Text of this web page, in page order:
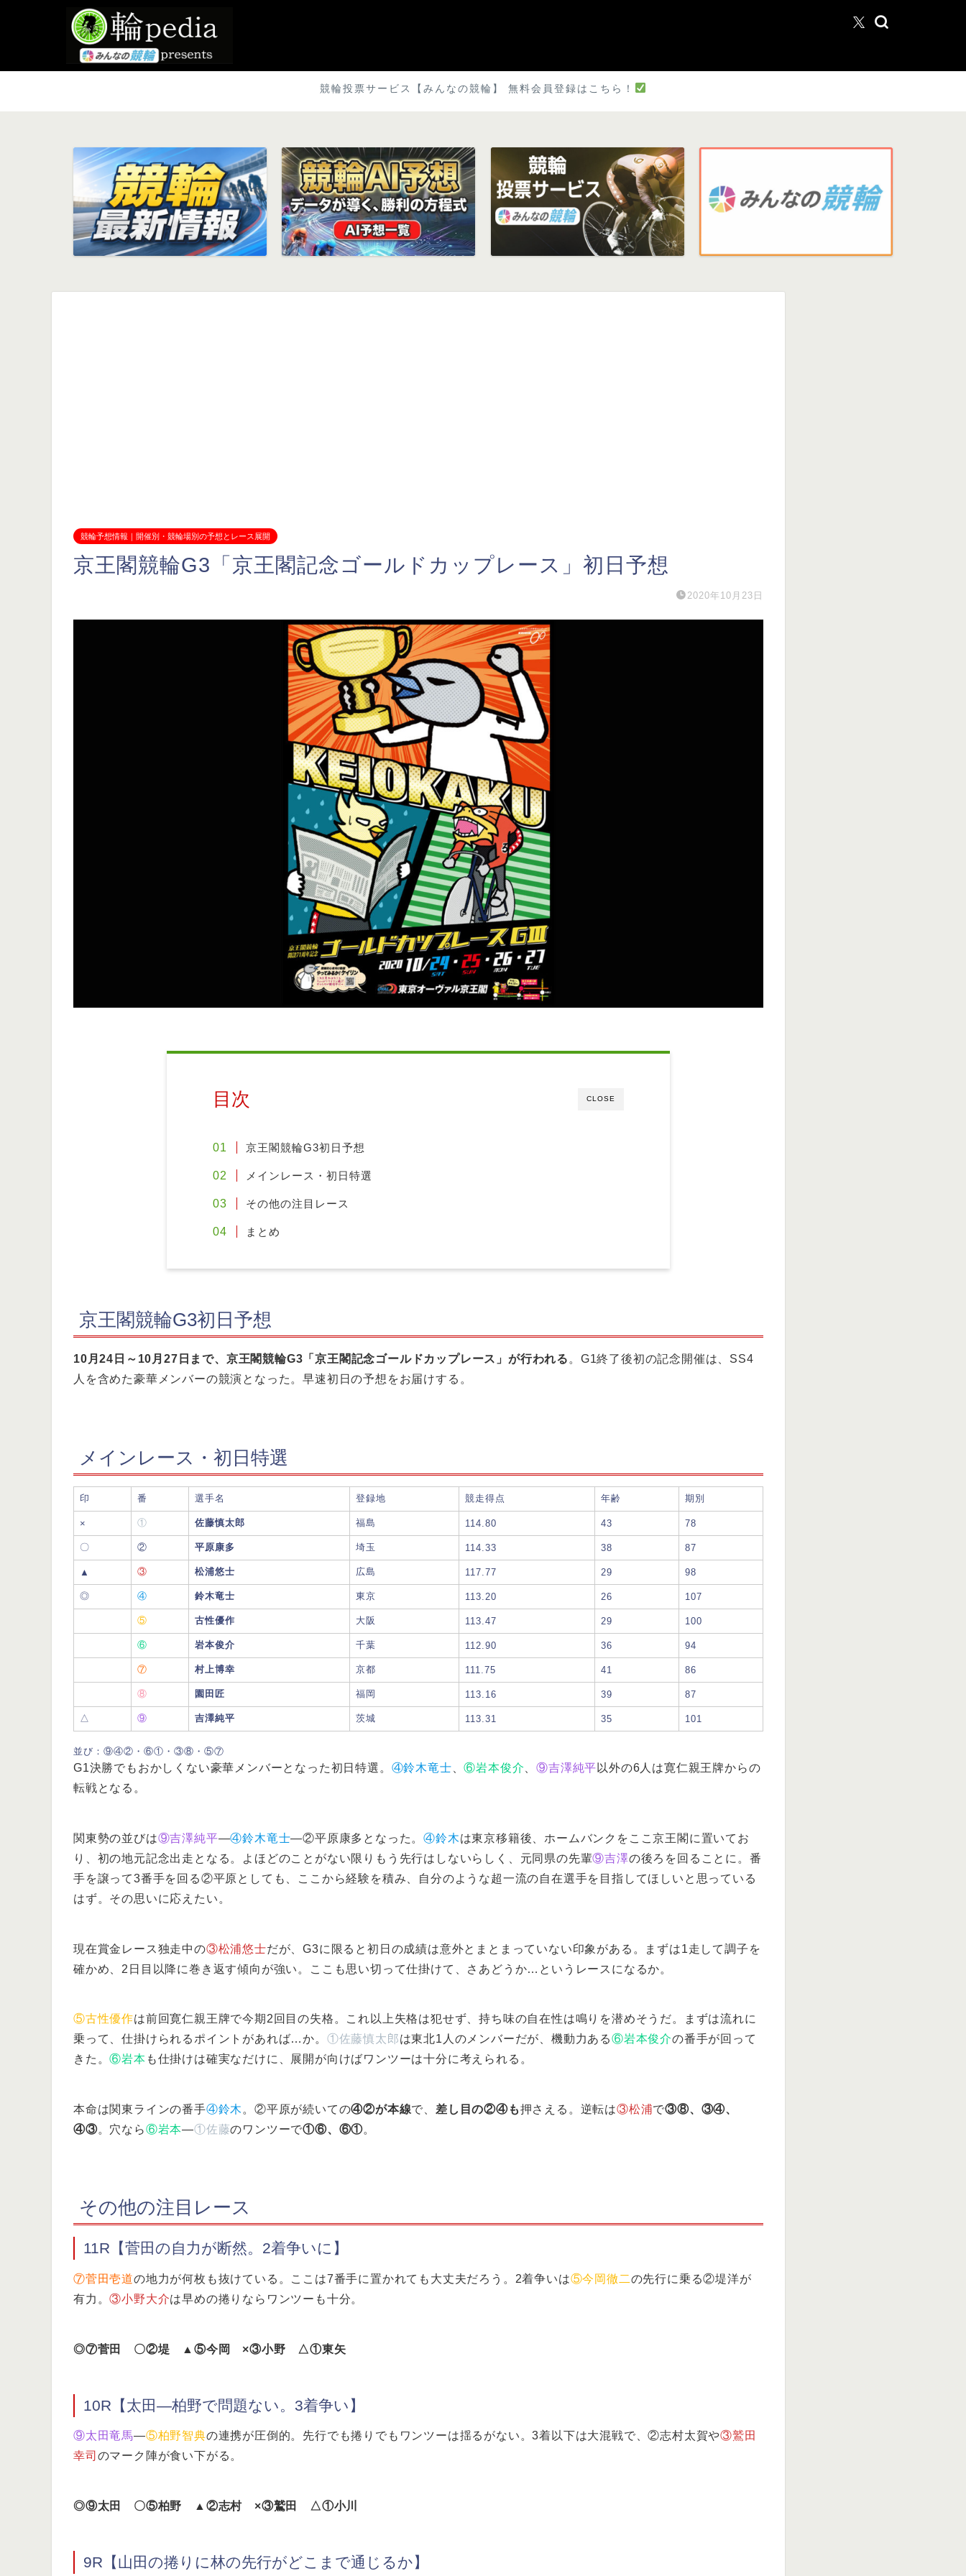
競輪投票サービス【みんなの競輪】 無料会員登録はこちら！
競輪予想情報｜開催別・競輪場別の予想とレース展開
京王閣競輪G3「京王閣記念ゴールドカップレース」初日予想
2020年10月23日
CLOSE
目次
京王閣競輪G3初日予想
メインレース・初日特選
その他の注目レース
まとめ
京王閣競輪G3初日予想
10月24日～10月27日まで、京王閣競輪G3「京王閣記念ゴールドカップレース」が行われる 。G1終了後初の記念開催は、SS4
人を含めた豪華メンバーの競演となった。早速初日の予想をお届けする。
メインレース・初日特選
印 番 選手名 登録地 競走得点 年齢 期別
× ① 佐藤慎太郎 福島 114.80 43 78
〇 ② 平原康多 埼玉 114.33 38 87
▲ ③ 松浦悠士 広島 117.77 29 98
◎ ④ 鈴木竜士 東京 113.20 26 107
⑤ 古性優作 大阪 113.47 29 100
⑥ 岩本俊介 千葉 112.90 36 94
⑦ 村上博幸 京都 111.75 41 86
⑧ 園田匠 福岡 113.16 39 87
△ ⑨ 吉澤純平 茨城 113.31 35 101
並び：⑨④②・⑥①・③⑧・⑤⑦
G1決勝でもおかしくない豪華メンバーとなった初日特選。 ④鈴木竜士、⑥岩本俊介、⑨吉澤純平以外の6人は寛仁親王牌からの
転戦となる。
関東勢の並びは⑨吉澤純平―④鈴木竜士―②平原康多となった。④鈴木は東京移籍後、ホームバンクをここ京王閣に置いてお
り、初の地元記念出走となる。よほどのことがない限りもう先行はしないらしく、元同県の先輩⑨吉澤の後ろを回ることに。番
手を譲って3番手を回る②平原としても、ここから経験を積み、自分のような超一流の自在選手を目指してほしいと思っている
はず。その思いに応えたい。
現在賞金レース独走中の③松浦悠士だが、G3に限ると初日の成績は意外とまとまっていない印象がある。まずは1走して調子を
確かめ、2日目以降に巻き返す傾向が強い。ここも思い切って仕掛けて、さあどうか…というレースになるか。
⑤古性優作は前回寛仁親王牌で今期2回目の失格。これ以上失格は犯せず、持ち味の自在性は鳴りを潜めそうだ。まずは流れに
乗って、仕掛けられるポイントがあれば…か。 ①佐藤慎太郎は東北1人のメンバーだが、機動力ある⑥岩本俊介の番手が回って
きた。⑥岩本 も仕掛けは確実なだけに、展開が向けばワンツーは十分に考えられる。
本命は関東ラインの番手④鈴木 。②平原が続いての④②が本線で、 差し目の②④も押さえる。逆転は③松浦で③⑧、③④、
④③。穴なら⑥岩本―①佐藤のワンツーで①⑥、⑥①。
その他の注目レース
11R【菅田の自力が断然。2着争いに】
⑦菅田壱道の地力が何枚も抜けている。ここは7番手に置かれても大丈夫だろう。2着争いは⑤今岡徹二の先行に乗る②堤洋が
有力。③小野大介は早めの捲りならワンツーも十分。
◎⑦菅田 〇②堤 ▲⑤今岡 ×③小野 △①東矢
10R【太田―柏野で問題ない。3着争い】
⑨太田竜馬―⑤柏野智典の連携が圧倒的。先行でも捲りでもワンツーは揺るがない。3着以下は大混戦で、②志村太賀や③鷲田
幸司 のマーク陣が食い下がる。
◎⑨太田 〇⑤柏野 ▲②志村 ×③鷲田 △①小川
9R【山田の捲りに林の先行がどこまで通じるか】